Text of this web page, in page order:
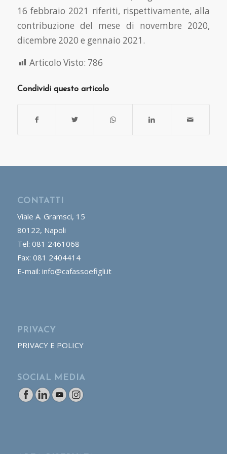
16 febbraio 2021 riferiti, rispettivamente, alla
contribuzione del mese di novembre 2020,
dicembre 2020 e gennaio 2021.
Articolo Visto: 786
Condividi questo articolo
CONTATTI
Viale A. Gramsci, 15
80122, Napoli
Tel: 081 2461068
Fax: 081 2404414
E-mail: info@cafassoefigli.it
PRIVACY
PRIVACY E POLICY
SOCIAL MEDIA